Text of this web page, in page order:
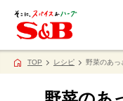
TOP レシピ 野菜のあっ